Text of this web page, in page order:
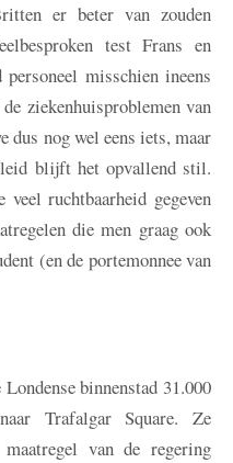
er beter van zouden
test Frans en
misschien ineens
ziekenhuisproblemen van
dus nog wel eens iets, maar
blijft het opvallend stil.
ruchtbaarheid gegeven
die men graag ook
(en de portemonnee van
binnenstad 31.000
Trafalgar Square. Ze
maatregel van de regering